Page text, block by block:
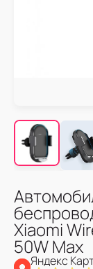
Xiaomi
50W Max
Яндекс